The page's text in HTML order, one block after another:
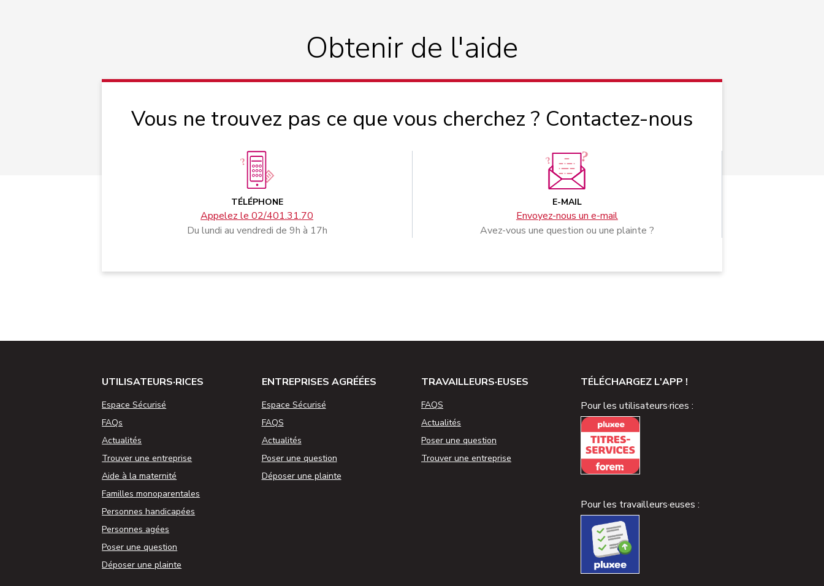
Obtenir de l'aide
Vous ne trouvez pas ce que vous cherchez ? Contactez-nous
TÉLÉPHONE
Appelez le 02/401.31.70
Du lundi au vendredi de 9h à 17h
E-MAIL
Envoyez-nous un e-mail
Avez-vous une question ou une plainte ?
UTILISATEURS·RICES
Espace Sécurisé
FAQs
Actualités
Trouver une entreprise
Aide à la maternité
Familles monoparentales
Personnes handicapées
Personnes agées
Poser une question
Déposer une plainte
ENTREPRISES AGRÉÉES
Espace Sécurisé
FAQS
Actualités
Poser une question
Déposer une plainte
TRAVAILLEURS·EUSES
FAQS
Actualités
Poser une question
Trouver une entreprise
TÉLÉCHARGEZ L'APP !
Pour les utilisateurs·rices :
Pour les travailleurs·euses :